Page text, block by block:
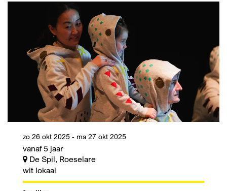
vanaf 5 jaar
zo 26 okt 2025 - ma 27 okt 2025
De Spil, Roeselare
wit lokaal